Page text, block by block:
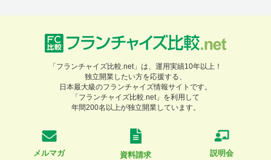
「フランチャイズ比較.net」は、運用実績10年以上！
独立開業したい方を応援する、
日本最大級のフランチャイズ情報サイトです。
「フランチャイズ比較.net」を利用して
年間200名以上が独立開業しています。
メルマガ 資料請求 説明会